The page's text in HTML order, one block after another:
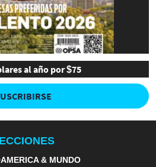
al año por $75
& MUNDO